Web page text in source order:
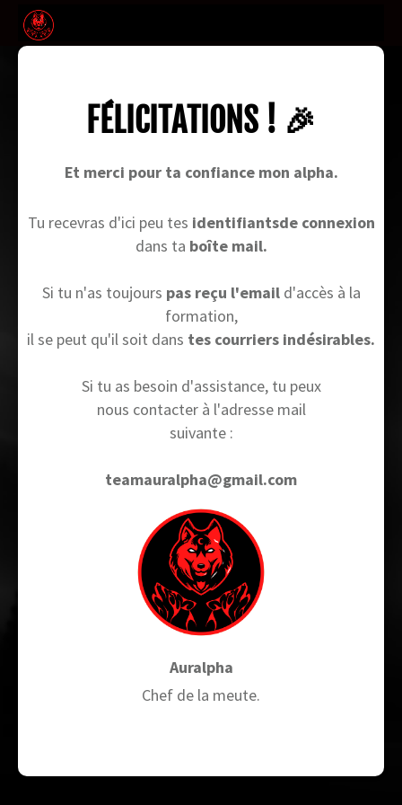
FÉLICITATIONS ! 🎉
Et merci pour ta confiance mon alpha.
Tu recevras d'ici peu tes identifiantsde connexion
dans ta boîte mail.
Si tu n'as toujours pas reçu l'emaild'accès à la
formation,
il se peut qu'il soit dans tes courriers indésirables.
Si tu as besoin d'assistance, tu peux
nous contacter à l'adresse mail
suivante :
teamauralpha@gmail.com
Auralpha
Chef de la meute.